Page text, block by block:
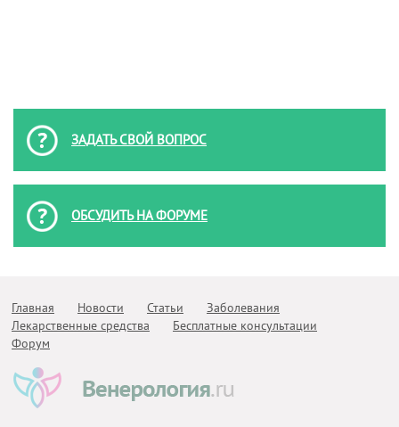
ЗАДАТЬ СВОЙ ВОПРОС
ОБСУДИТЬ НА ФОРУМЕ
Главная Новости Статьи
Заболевания
Лекарственные средства
Бесплатные консультации
Форум